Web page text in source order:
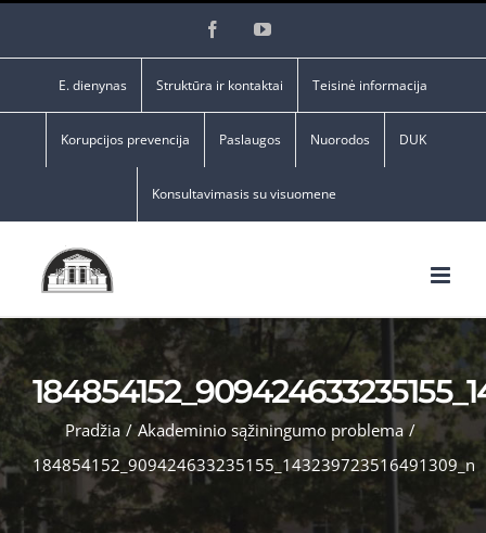
FacebookYouTube
E. dienynas Struktūra ir kontaktai Teisinė informacija
Korupcijos prevencija Paslaugos Nuorodos DUK
Konsultavimasis su visuomene
Pradžia / Akademinio sąžiningumo problema /
184854152_909424633235155_143239723516491309_n